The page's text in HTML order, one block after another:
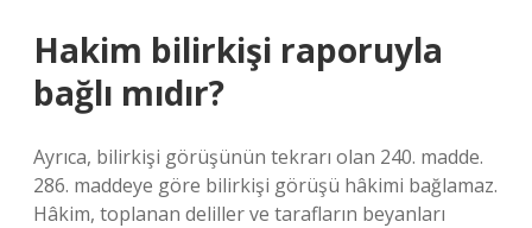
Hakim bilirkişi raporuyla
bağlı mıdır?
Ayrıca, bilirkişi görüşünün tekrarı olan 240. madde.
286. maddeye göre bilirkişi görüşü hâkimi bağlamaz.
Hâkim, toplanan deliller ve tarafların beyanları